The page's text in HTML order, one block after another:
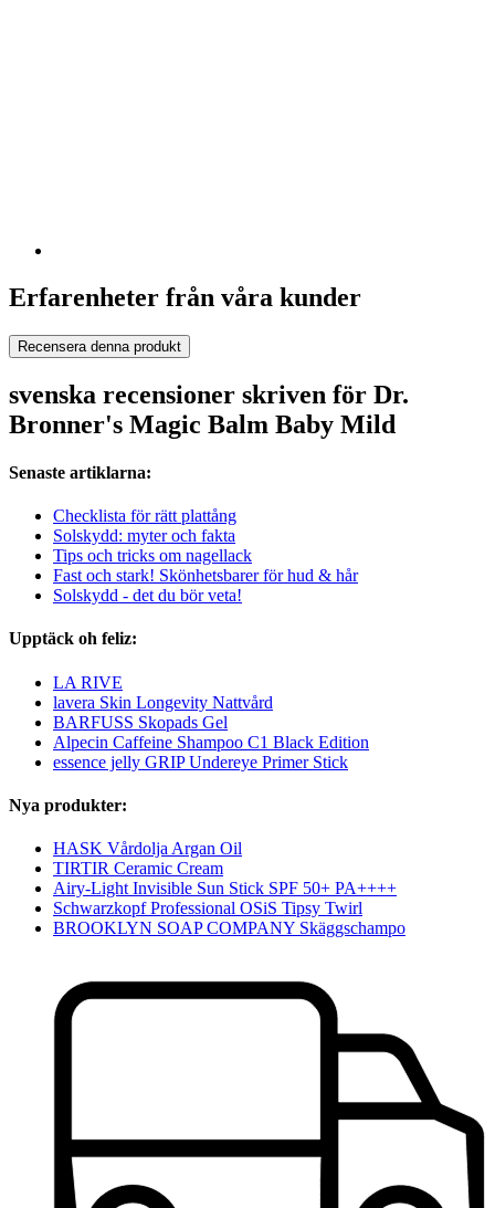
Erfarenheter från våra kunder
Recensera denna produkt
svenska recensioner skriven för Dr.
Bronner's Magic Balm Baby Mild
Senaste artiklarna:
Checklista för rätt plattång
Solskydd: myter och fakta
Tips och tricks om nagellack
Fast och stark! Skönhetsbarer för hud & hår
Solskydd - det du bör veta!
Upptäck oh feliz:
LA RIVE
lavera Skin Longevity Nattvård
BARFUSS Skopads Gel
Alpecin Caffeine Shampoo C1 Black Edition
essence jelly GRIP Undereye Primer Stick
Nya produkter:
HASK Vårdolja Argan Oil
TIRTIR Ceramic Cream
Airy-Light Invisible Sun Stick SPF 50+ PA++++
Schwarzkopf Professional OSiS Tipsy Twirl
BROOKLYN SOAP COMPANY Skäggschampo